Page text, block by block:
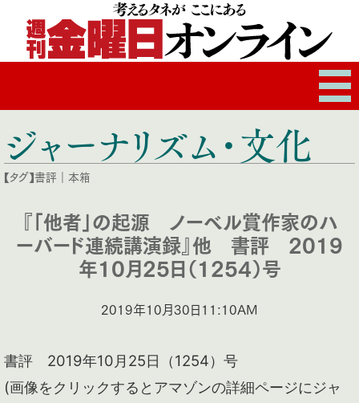
ジャーナリズム・文化
【タグ】書評 ｜ 本箱
『「他者」の起源 ノーベル賞作家のハ
ーバード連続講演録』他 書評 2019
年10月25日（1254）号
2019年10月30日11:10AM
書評 2019年10月25日（1254）号
(画像をクリックするとアマゾンの詳細ページにジャ